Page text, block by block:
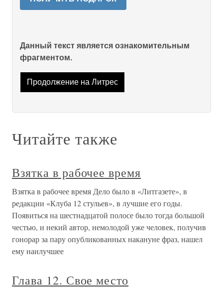
Данный текст является ознакомительным
фрагментом.
Продолжение на Литрес
Читайте также
Взятка в рабочее время
Взятка в рабочее время Дело было в «Литгазете», в
редакции «Клуба 12 стульев», в лучшие его годы.
Появиться на шестнадцатой полосе было тогда большой
честью, и некий автор, немолодой уже человек, получив
гонорар за пару опубликованных накануне фраз, нашел
ему наилучшее
Глава 12. Свое место